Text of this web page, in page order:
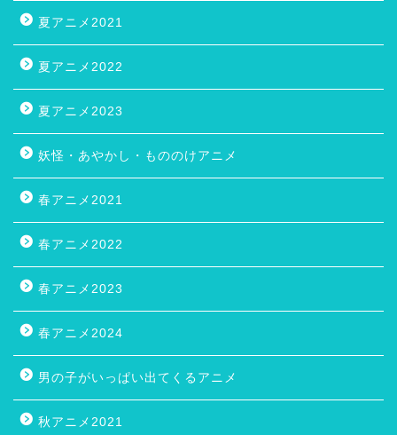
夏アニメ2021
夏アニメ2022
夏アニメ2023
妖怪・あやかし・もののけアニメ
春アニメ2021
春アニメ2022
春アニメ2023
春アニメ2024
男の子がいっぱい出てくるアニメ
秋アニメ2021